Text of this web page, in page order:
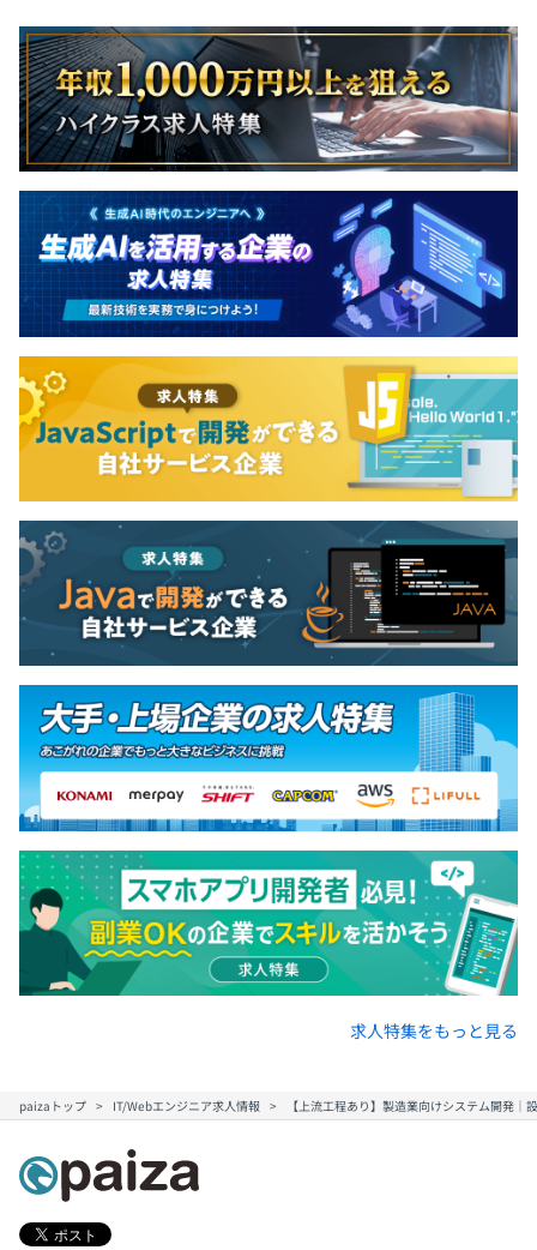
求人特集をもっと見る
paizaトップ IT/Webエンジニア求人情報 【上流工程あり】製造業向けシステム開発｜